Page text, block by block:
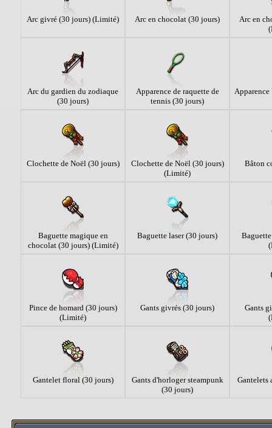
Arc givré (30 jours) (Limité) Arc en chocolat (30 jours)
Arc en
Arc du gardien du zodiaque
(30 jours)
Apparence de raquette de
tennis (30 jours)
Clochette de Noël (30 jours)
Clochette de Noël (30 jours)
(Limité)
Bâton
Baguette magique en
chocolat (30 jours) (Limité)
Baguette laser (30 jours)
Pince de homard (30 jours)
(Limité)
Gants givrés (30 jours)
Gants
Gantelet floral (30 jours)
Gants d'horloger steampunk
(30 jours)
Gantelets